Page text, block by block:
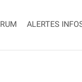
ALERTES